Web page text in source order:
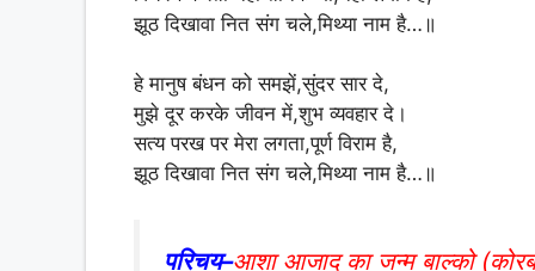
झूठ दिखावा नित संग चले,मिथ्या नाम है…॥
हे मानुष बंधन को समझें,सुंदर सार दे,
मुझे दूर करके जीवन में,शुभ व्यवहार दे।
सत्य परख पर मेरा लगता,पूर्ण विराम है,
झूठ दिखावा नित संग चले,मिथ्या नाम है…॥
परिचय–आशा आजाद का जन्म बाल्को